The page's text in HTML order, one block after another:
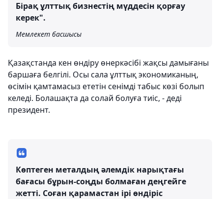
Бірақ ұлттық бизнестің мүддесін қорғау
керек".
Мемлекет басшысы
Қазақстанда кен өндіру өнеркәсібі жақсы дамығаны
баршаға белгілі. Осы сала ұлттық экономиканың,
өсімін қамтамасыз ететін сенімді табыс көзі болып
келеді. Болашақта да солай болуға тиіс, - деді
президент.
Көптеген металдың әлемдік нарықтағы
бағасы бұрын-соңды болмаған деңгейге
жетті. Соған қарамастан ірі өндіріс